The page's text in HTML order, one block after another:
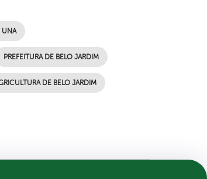
UNA
PREFEITURA DE BELO JARDIM
DE BELO JARDIM